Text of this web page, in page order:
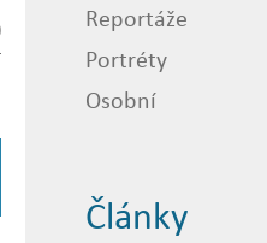
Reportáže
Portréty
Osobní
Články